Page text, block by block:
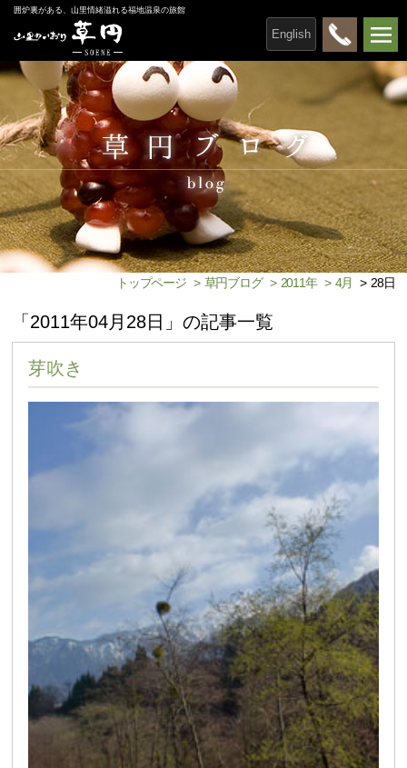
囲炉裏がある、山里情緒溢れる福地温泉の旅館
English
トップページ > 草円ブログ > 2011年 > 4月 > 28日
「2011年04月28日」の記事一覧
芽吹き